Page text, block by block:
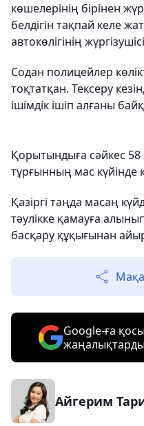
көшелерінің бірінен
белдігін тақпай келе
автокөлігінің
Содан полицейлер
тоқтатқан. Тексеру
ішімдік ішіп алғаны
Қорытындыға сәйкес 58
тұрғынның мас күйінде
Қазіргі таңда масаң
тәулікке қамауға
басқару құқығынан
Google-ға
Айгерим